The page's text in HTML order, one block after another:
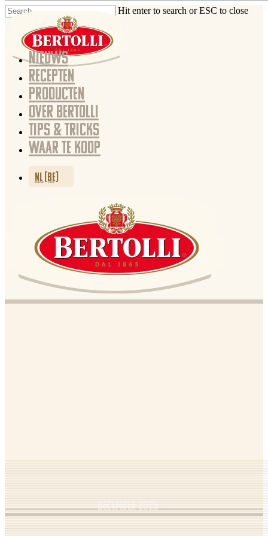
Hit enter to search or ESC to close
NIEUWS
RECEPTEN
PRODUCTEN
OVER BERTOLLI
TIPS & TRICKS
WAAR TE KOOP
NL (BE)
December 2025